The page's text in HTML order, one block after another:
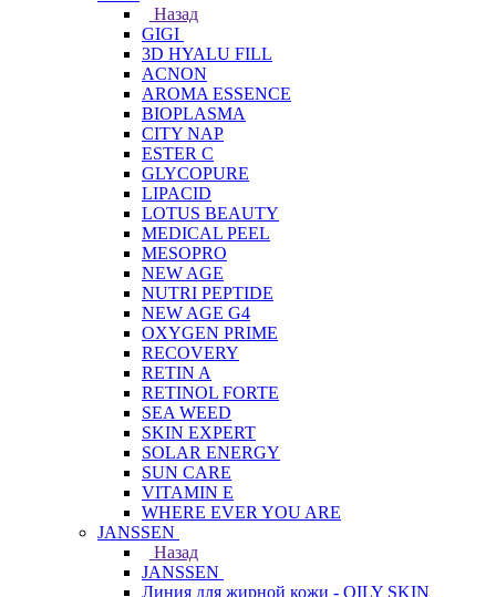
Назад
GIGI
3D HYALU FILL
ACNON
AROMA ESSENCE
BIOPLASMA
CITY NAP
ESTER C
GLYCOPURE
LIPACID
LOTUS BEAUTY
MEDICAL PEEL
MESOPRO
NEW AGE
NUTRI PEPTIDE
NEW AGE G4
OXYGEN PRIME
RECOVERY
RETIN A
RETINOL FORTE
SEA WEED
SKIN EXPERT
SOLAR ENERGY
SUN CARE
VITAMIN E
WHERE EVER YOU ARE
JANSSEN
Назад
JANSSEN
Линия для жирной кожи - OILY SKIN